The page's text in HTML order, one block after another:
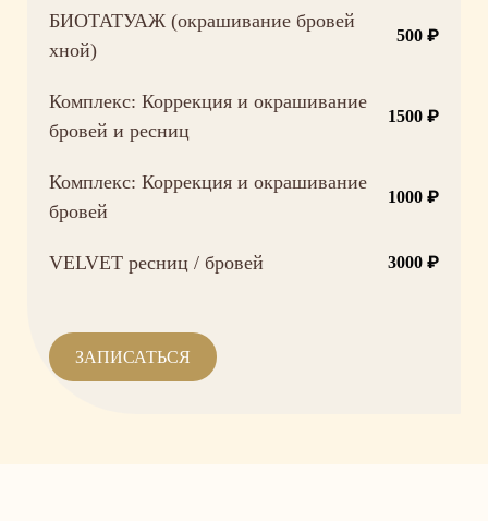
БИОТАТУАЖ (окрашивание бровей
хной)
500 ₽
Комплекс: Коррекция и окрашивание
бровей и ресниц
1500 ₽
Комплекс: Коррекция и окрашивание
бровей
1000 ₽
VELVET ресниц / бровей 3000 ₽
ЗАПИСАТЬСЯ